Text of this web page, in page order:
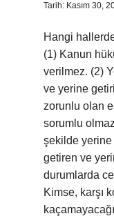
Tarih: Kasım 30,
Hangi
(1) Kanun
verilmez. (2)
ve yerine
zorunlu olan
sorumlu
şekilde
getiren ve
durumlarda
Kimse, karşı